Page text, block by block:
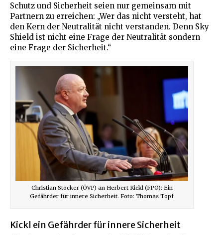
Schutz und Sicherheit seien nur gemeinsam mit
Partnern zu erreichen: „Wer das nicht versteht, hat
den Kern der Neutralität nicht verstanden. Denn Sky
Shield ist nicht eine Frage der Neutralität sondern
eine Frage der Sicherheit.“
Christian Stocker (ÖVP) an Herbert Kickl (FPÖ): Ein
Gefährder für innere Sicherheit. Foto: Thomas Topf
Kickl ein Gefährder für innere Sicherheit